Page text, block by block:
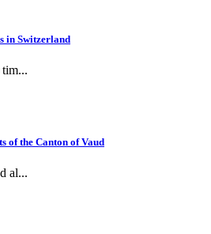
in Switzerland
of the Canton of Vaud
al...